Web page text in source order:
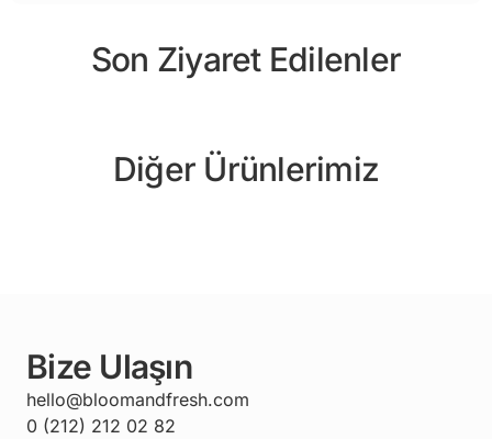
Son Ziyaret Edilenler
Diğer Ürünlerimiz
Bize Ulaşın
hello@bloomandfresh.com
0 (212) 212 02 82